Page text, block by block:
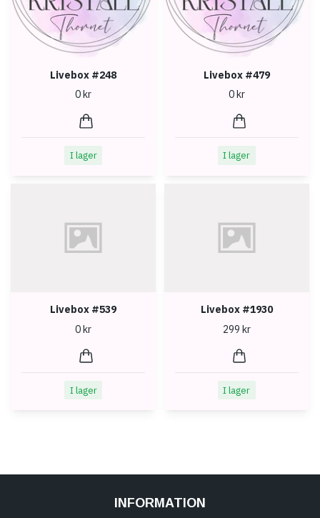
Livebox #248
0 kr
I lager
Livebox #479
0 kr
I lager
Livebox #539
0 kr
I lager
Livebox #1930
299 kr
I lager
INFORMATION